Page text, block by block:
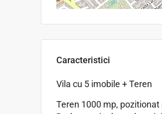
Caracteristici
Vila cu 5 imobile + Teren
Teren 1000 mp,